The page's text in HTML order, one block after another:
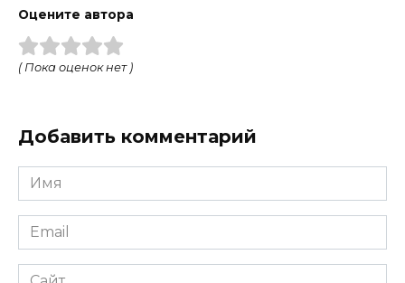
Оцените автора
( Пока оценок нет )
Добавить комментарий
Имя
Email
Сайт